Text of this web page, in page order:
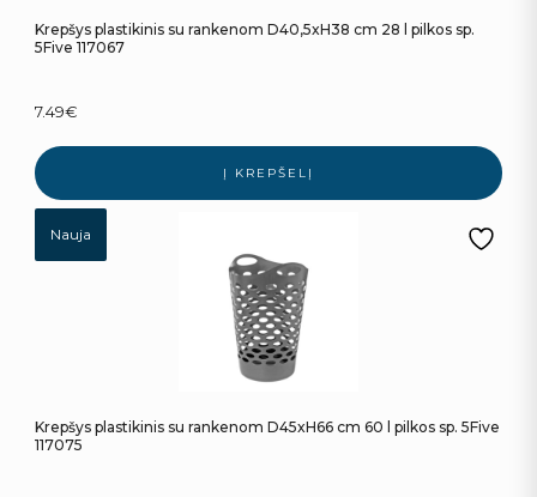
Krepšys plastikinis su rankenom D40,5xH38 cm 28 l pilkos sp.
5Five 117067
7.49€
Į KREPŠELĮ
Nauja
Krepšys plastikinis su rankenom D45xH66 cm 60 l pilkos sp. 5Five
117075